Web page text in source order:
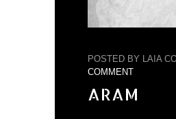
POSTED BY LAIA
COMMENT
ARAM